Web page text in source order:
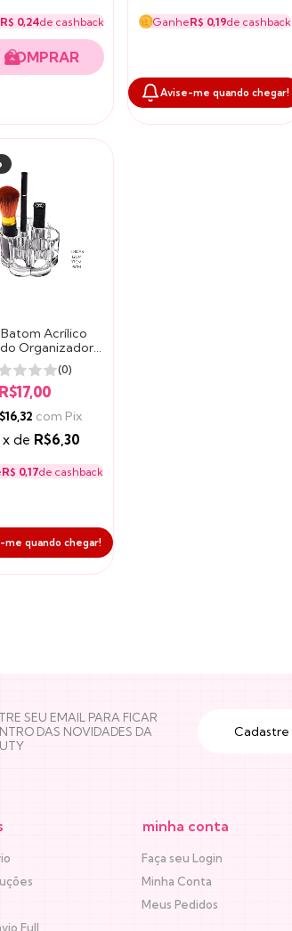
R$ 0,24de cashback GanheR$ 0,19de cashback
Avise-me quando chegar!
Acrílico
Organizador
de Maquiagem
6 Batons (0)
R$17,00
com Pix
xde R$6,30
R$ 0,17de cashback
me quando chegar!
SEU EMAIL PARA FICAR
DAS NOVIDADES DA
Full
minha conta
Faça seu Login
Minha Conta
Meus Pedidos